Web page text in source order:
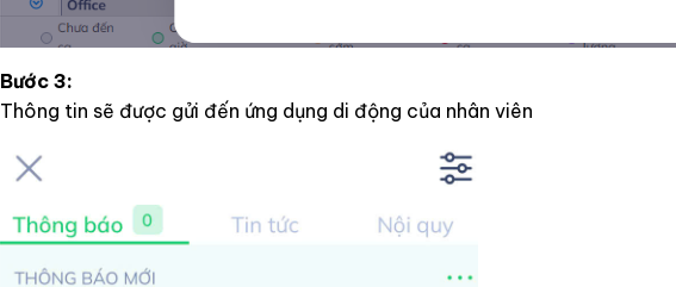
Bước 3:
Thông tin sẽ được gửi đến ứng dụng di động của nhân viên